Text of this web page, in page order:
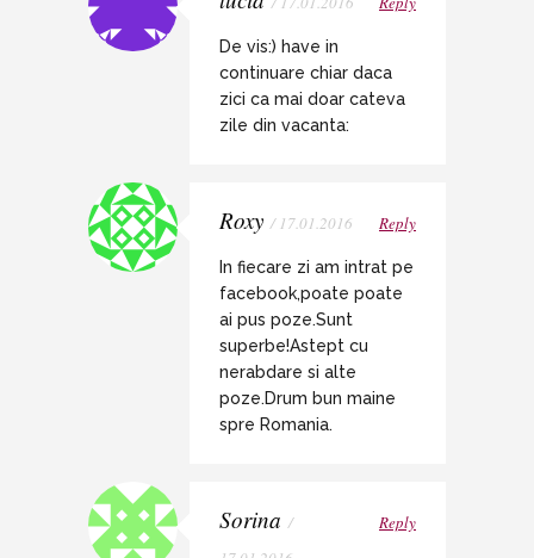
De vis:) have in
continuare chiar daca
zici ca mai doar cateva
zile din vacanta:
Roxy / 17.01.2016 Reply
In fiecare zi am intrat pe
facebook,poate poate
ai pus poze.Sunt
superbe!Astept cu
nerabdare si alte
poze.Drum bun maine
spre Romania.
Sorina /
Reply